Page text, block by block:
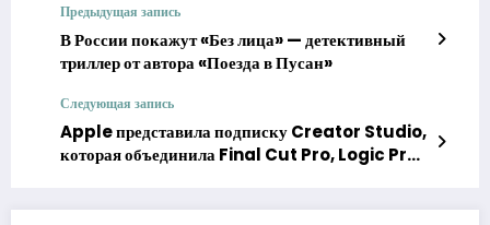
Предыдущая запись
В России покажут «Без лица» — детективный
триллер от автора «Поезда в Пусан»
Следующая запись
Apple представила подписку Creator Studio,
которая объединила Final Cut Pro, Logic Pro